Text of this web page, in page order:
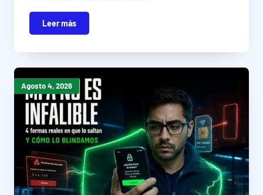
Leer más
Agosto 4, 2026